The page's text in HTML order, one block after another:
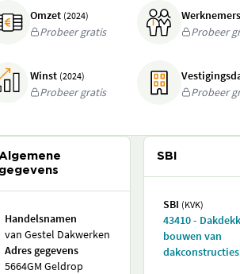
Omzet (2024)
Probeer gratis
Probeer
Winst (2024)
Probeer gratis
Probeer
Algemene
gegevens
Handelsnamen
van Gestel Dakwerken
Adres gegevens
5664GM Geldrop
SBI
SBI (KVK)
43410 -
bouwen van
dakconstructies